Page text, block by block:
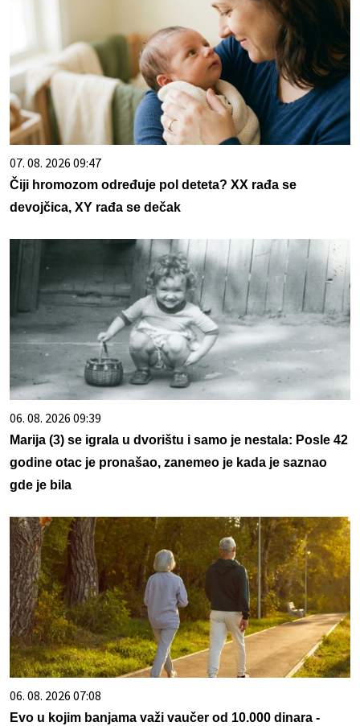
07. 08. 2026 09:47
Čiji hromozom određuje pol deteta? XX rađa se
devojčica, XY rađa se dečak
06. 08. 2026 09:39
Marija (3) se igrala u dvorištu i samo je nestala: Posle 42
godine otac je pronašao, zanemeo je kada je saznao
gde je bila
06. 08. 2026 07:08
Evo u kojim banjama važi vaučer od 10.000 dinara -